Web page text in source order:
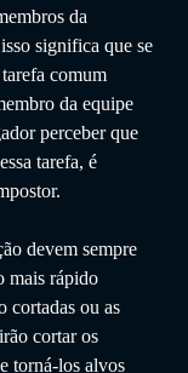
da
significa que se
comum
da equipe
perceber que
tarefa, é
devem sempre
mais rápido
cortadas ou as
cortar os
torná-los alvos